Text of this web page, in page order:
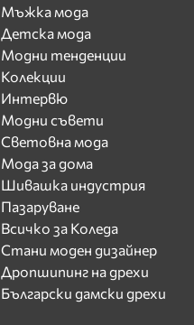
Мъжка мода
Детска мода
Модни тенденции
Колекции
Интервю
Модни съвети
Световна мода
Мода за дома
Шивашка индустрия
Пазаруване
Всичко за Коледа
Стани моден дизайнер
Дропшипинг на дрехи
Български дамски дрехи